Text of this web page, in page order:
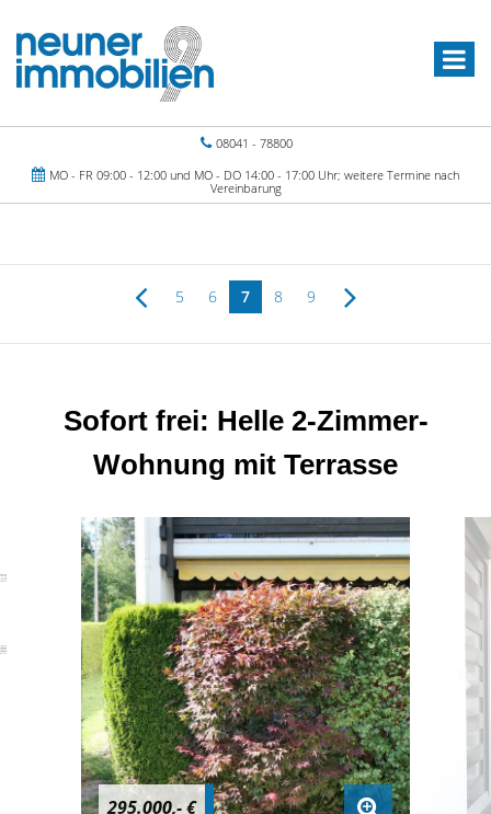
08041 - 78800
MO - FR 09:00 - 12:00 und MO - DO 14:00 - 17:00 Uhr; weitere Termine nach
Vereinbarung
5 6 7 8 9
Sofort frei: Helle 2-Zimmer-
Wohnung mit Terrasse
295.000,- €